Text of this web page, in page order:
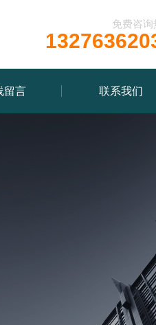
免费咨询
留言 联系我们